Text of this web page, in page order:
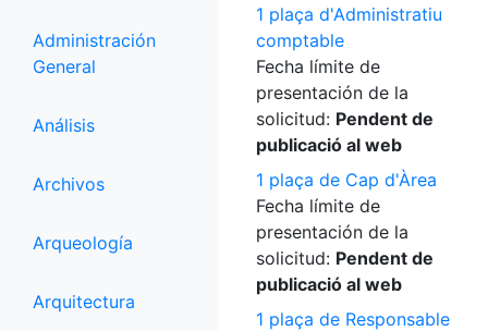
Administración
General
Análisis
Archivos
Arqueología
Arquitectura
1 plaça d'Administratiu
comptable
Fecha límite de
presentación de la
solicitud: Pendent de
publicació al web
1 plaça de Cap d'Àrea
Fecha límite de
presentación de la
solicitud: Pendent de
publicació al web
1 plaça de Responsable